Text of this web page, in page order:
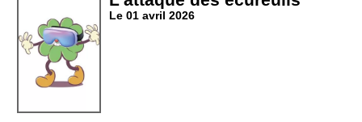
Le 01 avril 2026